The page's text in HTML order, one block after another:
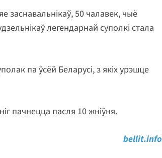
заснавальнікаў, 50 чалавек, чыё
легендарнай суполкі стала
па ўсёй Беларусі, з якіх урэшце
пачнецца пасля 10 жніўня.
bellit.info